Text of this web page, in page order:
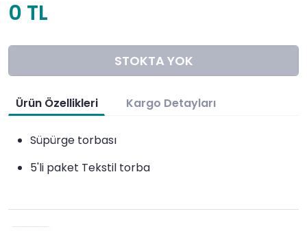
0 TL
STOKTA YOK
Ürün Özellikleri Kargo Detayları
Süpürge torbası
5'li paket Tekstil torba